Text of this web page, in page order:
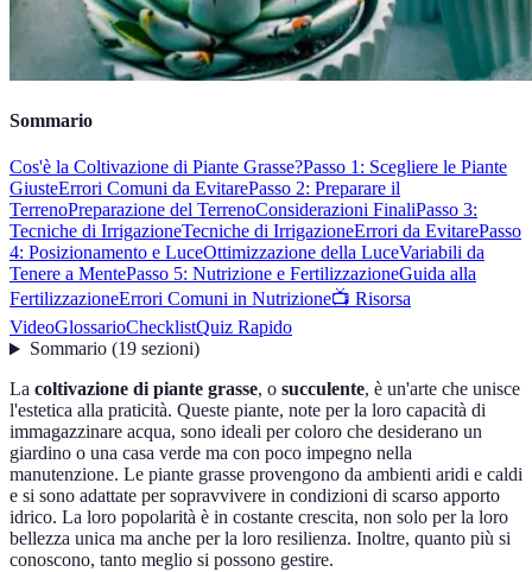
Sommario
Cos'è la Coltivazione di Piante Grasse?Passo 1: Scegliere le Piante
GiusteErrori Comuni da EvitarePasso 2: Preparare il
TerrenoPreparazione del TerrenoConsiderazioni FinaliPasso 3:
Tecniche di IrrigazioneTecniche di IrrigazioneErrori da EvitarePasso
4: Posizionamento e LuceOttimizzazione della LuceVariabili da
Tenere a MentePasso 5: Nutrizione e FertilizzazioneGuida alla
FertilizzazioneErrori Comuni in Nutrizione📺 Risorsa
VideoGlossarioChecklistQuiz Rapido
Sommario(19 sezioni)
La coltivazione di piante grasse, o succulente, è un'arte che unisce
l'estetica alla praticità. Queste piante, note per la loro capacità di
immagazzinare acqua, sono ideali per coloro che desiderano un
giardino o una casa verde ma con poco impegno nella
manutenzione. Le piante grasse provengono da ambienti aridi e caldi
e si sono adattate per sopravvivere in condizioni di scarso apporto
idrico. La loro popolarità è in costante crescita, non solo per la loro
bellezza unica ma anche per la loro resilienza. Inoltre, quanto più si
conoscono, tanto meglio si possono gestire.